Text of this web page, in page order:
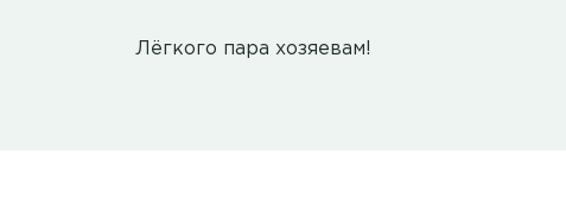
Лёгкого пара хозяевам!